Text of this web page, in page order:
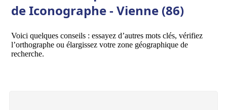
de Iconographe - Vienne (86)
Voici quelques conseils : essayez d’autres mots clés, vérifiez
l’orthographe ou élargissez votre zone géographique de
recherche.